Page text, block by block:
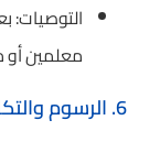
معلمين
6. الرسوم والتكاليف